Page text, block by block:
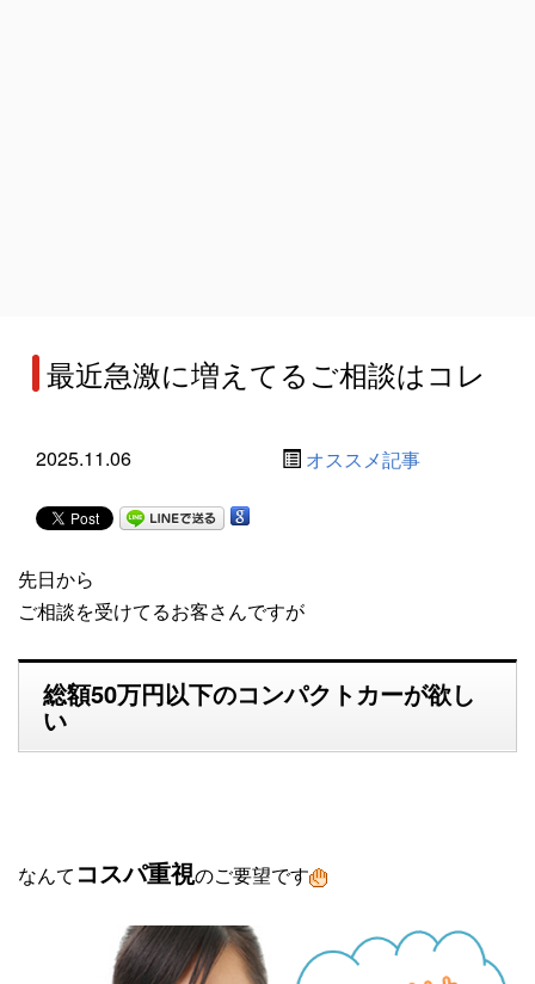
最近急激に増えてるご相談はコレ
2025.11.06 オススメ記事
先日から
ご相談を受けてるお客さんですが
総額50万円以下のコンパクトカーが欲し
い
なんて コスパ重視のご要望です